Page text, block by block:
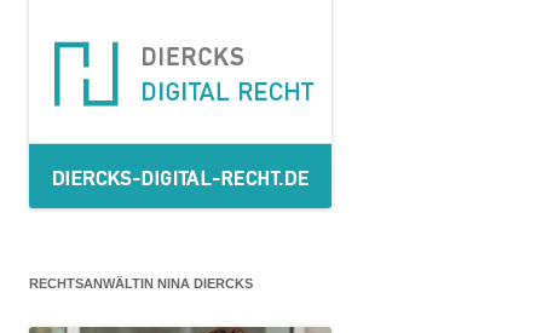
RECHTSANWÄLTIN NINA DIERCKS